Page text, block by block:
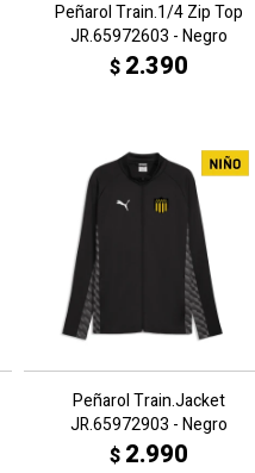
Peñarol Train.1/4 Zip Top
JR.65972603 - Negro
$ 2.390
Peñarol Train.Jacket
JR.65972903 - Negro
$ 2.990